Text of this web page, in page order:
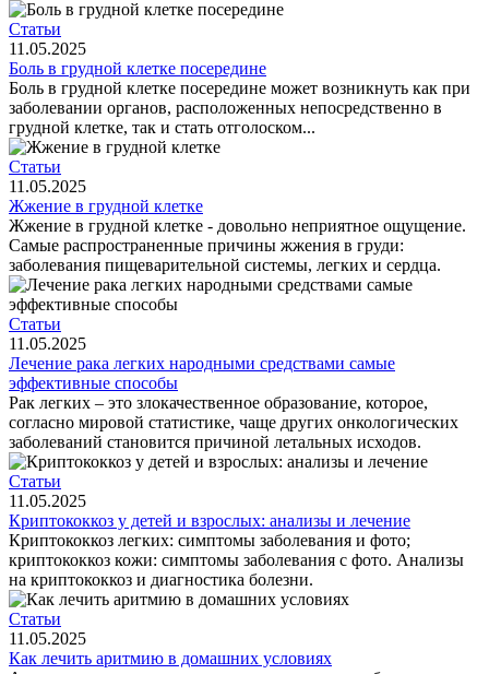
Статьи
11.05.2025
Боль в грудной клетке посередине
Боль в грудной клетке посередине может возникнуть как при
заболевании органов, расположенных непосредственно в
грудной клетке, так и стать отголоском...
Статьи
11.05.2025
Жжение в грудной клетке
Жжение в грудной клетке - довольно неприятное ощущение.
Самые распространенные причины жжения в груди:
заболевания пищеварительной системы, легких и сердца.
Статьи
11.05.2025
Лечение рака легких народными средствами самые
эффективные способы
Рак легких – это злокачественное образование, которое,
согласно мировой статистике, чаще других онкологических
заболеваний становится причиной летальных исходов.
Статьи
11.05.2025
Криптококкоз у детей и взрослых: анализы и лечение
Криптококкоз легких: симптомы заболевания и фото;
криптококкоз кожи: симптомы заболевания с фото. Анализы
на криптококкоз и диагностика болезни.
Статьи
11.05.2025
Как лечить аритмию в домашних условиях